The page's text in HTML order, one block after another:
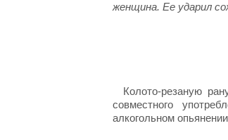
женщина. Ее ударил
Колото-резаную
совместного
алкогольном